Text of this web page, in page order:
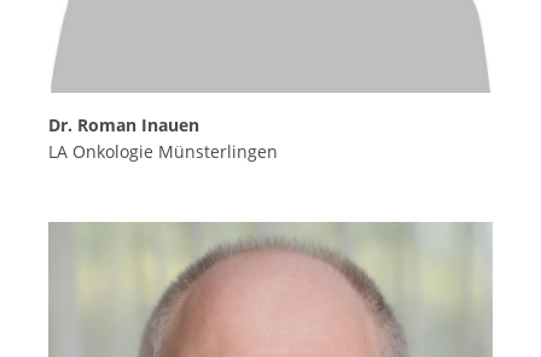
Dr. Roman Inauen
LA Onkologie Münsterlingen